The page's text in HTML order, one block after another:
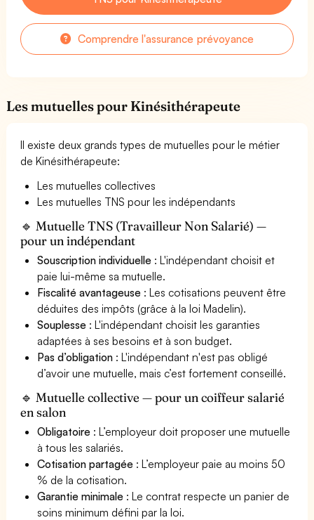
Comprendre l'assurance prévoyance
Les mutuelles pour Kinésithérapeute
Il existe deux grands types de mutuelles pour le métier
de Kinésithérapeute:
Les mutuelles collectives
Les mutuelles TNS pour les indépendants
🔹 Mutuelle TNS (Travailleur Non Salarié) —
pour un indépendant
Souscription individuelle : L'indépendant choisit et
paie lui-même sa mutuelle.
Fiscalité avantageuse : Les cotisations peuvent être
déduites des impôts (grâce à la loi Madelin).
Souplesse : L'indépendant choisit les garanties
adaptées à ses besoins et à son budget.
Pas d’obligation : L'indépendant n'est pas obligé
d’avoir une mutuelle, mais c’est fortement conseillé.
🔹 Mutuelle collective — pour un coiffeur salarié
en salon
Obligatoire : L’employeur doit proposer une mutuelle
à tous les salariés.
Cotisation partagée : L’employeur paie au moins 50
% de la cotisation.
Garantie minimale : Le contrat respecte un panier de
soins minimum défini par la loi.